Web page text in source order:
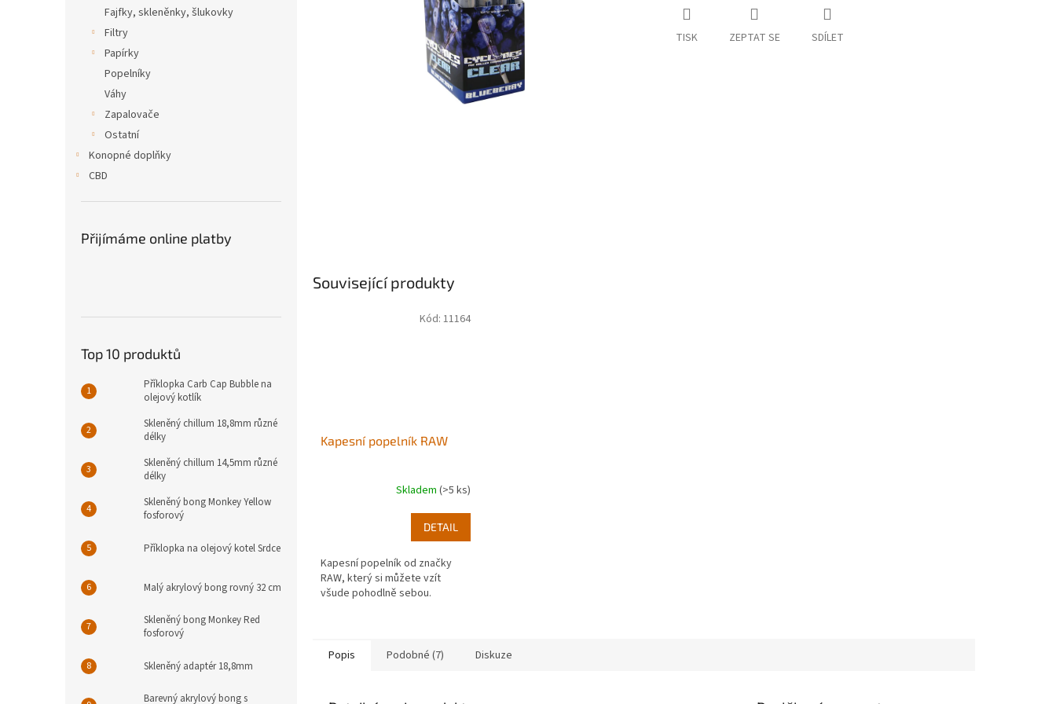
Fajfky, skleněnky, šlukovky
Filtry
Papírky
Popelníky
Váhy
Zapalovače
Ostatní
Konopné doplňky
CBD
Přijímáme online platby
Top 10 produktů
Příklopka Carb Cap Bubble na
olejový kotlík
Skleněný chillum 18,8mm různé
délky
Skleněný chillum 14,5mm různé
délky
Skleněný bong Monkey Yellow
fosforový
Příklopka na olejový kotel Srdce
Malý akrylový bong rovný 32 cm
Skleněný bong Monkey Red
fosforový
Skleněný adaptér 18,8mm
Barevný akrylový bong s
TISK ZEPTAT SE SDÍLET
Související produkty
Kapesní popelník RAW
Skladem (>5 ks)
DETAIL
Kapesní popelník od značky
RAW, který si můžete vzít
všude pohodlně sebou.
Kód: 11164
Popis Podobné (7) Diskuze